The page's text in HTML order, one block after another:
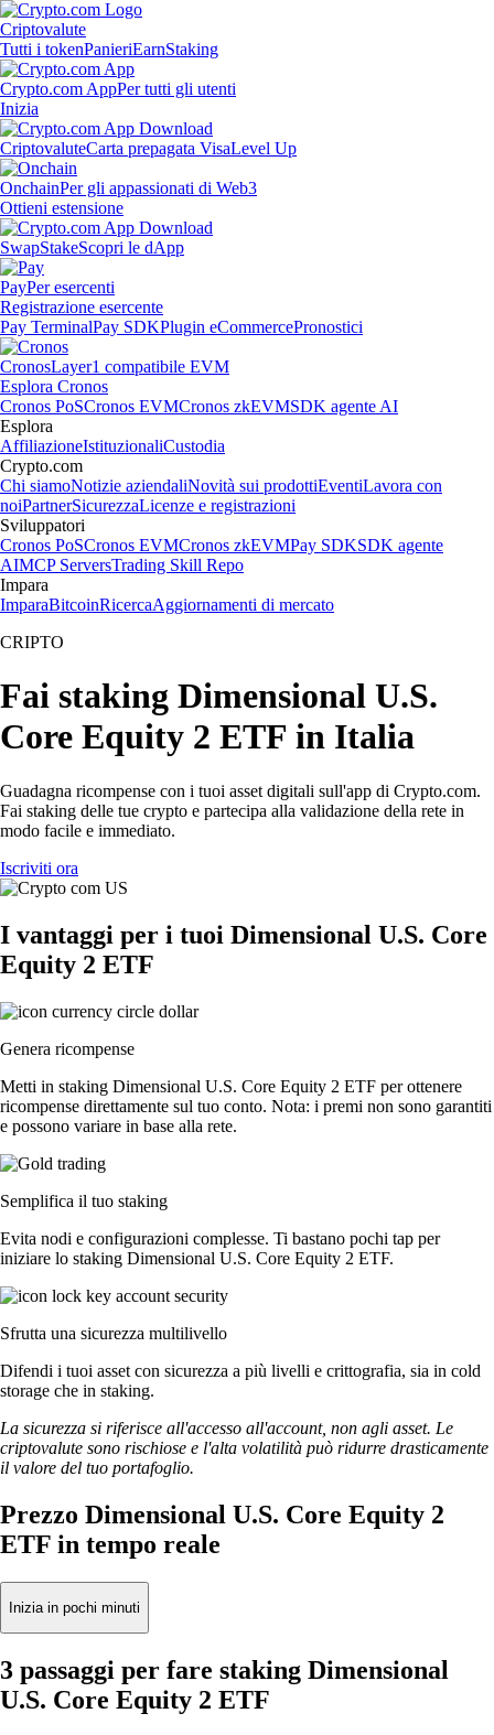
Criptovalute
Tutti i tokenPanieriEarnStaking
Crypto.com AppPer tutti gli utenti
Inizia
CriptovaluteCarta prepagata VisaLevel Up
OnchainPer gli appassionati di Web3
Ottieni estensione
SwapStakeScopri le dApp
PayPer esercenti
Registrazione esercente
Pay TerminalPay SDKPlugin eCommercePronostici
CronosLayer1 compatibile EVM
Esplora Cronos
Cronos PoSCronos EVMCronos zkEVMSDK agente AI
Esplora
AffiliazioneIstituzionaliCustodia
Crypto.com
Chi siamoNotizie aziendaliNovità sui prodottiEventiLavora con
noiPartnerSicurezzaLicenze e registrazioni
Sviluppatori
Cronos PoSCronos EVMCronos zkEVMPay SDKSDK agente
AIMCP ServersTrading Skill Repo
Impara
ImparaBitcoinRicercaAggiornamenti di mercato
CRIPTO
Fai staking Dimensional U.S.
Core Equity 2 ETF in Italia
Guadagna ricompense con i tuoi asset digitali sull'app di Crypto.com.
Fai staking delle tue crypto e partecipa alla validazione della rete in
modo facile e immediato.
Iscriviti ora
I vantaggi per i tuoi Dimensional U.S. Core
Equity 2 ETF
Genera ricompense
Metti in staking Dimensional U.S. Core Equity 2 ETF per ottenere
ricompense direttamente sul tuo conto. Nota: i premi non sono garantiti
e possono variare in base alla rete.
Semplifica il tuo staking
Evita nodi e configurazioni complesse. Ti bastano pochi tap per
iniziare lo staking Dimensional U.S. Core Equity 2 ETF.
Sfrutta una sicurezza multilivello
Difendi i tuoi asset con sicurezza a più livelli e crittografia, sia in cold
storage che in staking.
La sicurezza si riferisce all'accesso all'account, non agli asset. Le
criptovalute sono rischiose e l'alta volatilità può ridurre drasticamente
il valore del tuo portafoglio.
Prezzo Dimensional U.S. Core Equity 2
ETF in tempo reale
Inizia in pochi minuti
3 passaggi per fare staking Dimensional
U.S. Core Equity 2 ETF